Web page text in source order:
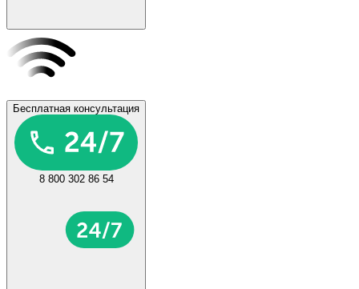
Бесплатная консультация
8 800 302 86 54